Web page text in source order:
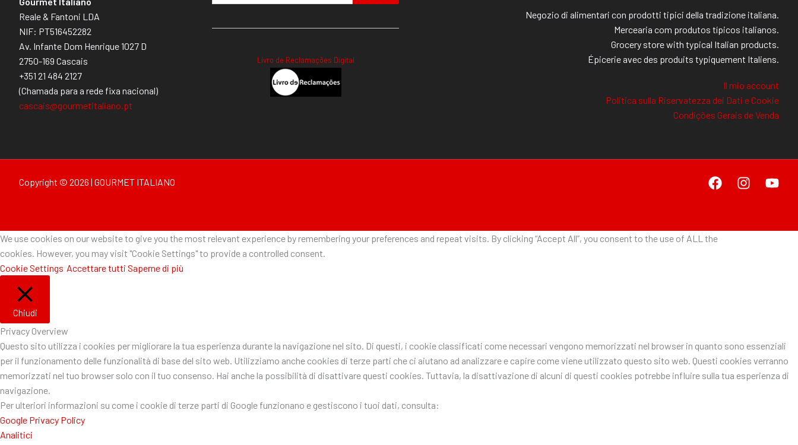
Reale & Fantoni LDA
NIF: PT516452282
Av. Infante Dom Henrique 1027 D
2750-169 Cascais
+351 21 484 2127
(Chamada para a rede fixa nacional)
cascais@gourmetitaliano.pt
Livro de Reclamações Digital
Negozio di alimentari con prodotti tipici della tradizione italiana.
Mercearia com produtos típicos italianos.
Grocery store with typical Italian products.
Épicerie avec des produits typiquement Italiens.
Il mio account
Politica sulla Riservatezza dei Dati e Cookie
Condições Gerais de Venda
Copyright © 2026 | GOURMET ITALIANO
We use cookies on our website to give you the most relevant experience by remembering your preferences and repeat visits. By clicking “Accept All”, you consent to the use of ALL the
cookies. However, you may visit "Cookie Settings" to provide a controlled consent.
Cookie Settings Accettare tutti Saperne di più
Chiudi
Privacy Overview
Questo sito utilizza i cookies per migliorare la tua esperienza durante la navigazione nel sito. Di questi, i cookie classificati come necessari vengono memorizzati nel browser in quanto sono essenziali
per il funzionamento delle funzionalità di base del sito web. Utilizziamo anche cookies di terze parti che ci aiutano ad analizzare e capire come viene utilizzato questo sito web. Questi cookies verranno
memorizzati nel tuo browser solo con il tuo consenso. Hai anche la possibilità di disattivare questi cookies. Tuttavia, la disattivazione di alcuni di questi cookies potrebbe influire sulla tua esperienza di
navigazione.
Per ulteriori informazioni su come i cookie di terze parti di Google funzionano e gestiscono i tuoi dati, consulta:
Google Privacy Policy
Analitici